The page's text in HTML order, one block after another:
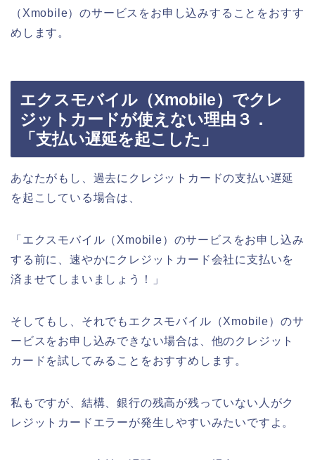
（Xmobile）のサービスをお申し込みすることをおすす
めします。
エクスモバイル（Xmobile）でクレ
ジットカードが使えない理由３．
「支払い遅延を起こした」
あなたがもし、過去にクレジットカードの支払い遅延
を起こしている場合は、
「エクスモバイル（Xmobile）のサービスをお申し込み
する前に、速やかにクレジットカード会社に支払いを
済ませてしまいましょう！」
そしてもし、それでもエクスモバイル（Xmobile）のサ
ービスをお申し込みできない場合は、他のクレジット
カードを試してみることをおすすめします。
私もですが、結構、銀行の残高が残っていない人がク
レジットカードエラーが発生しやすいみたいですよ。